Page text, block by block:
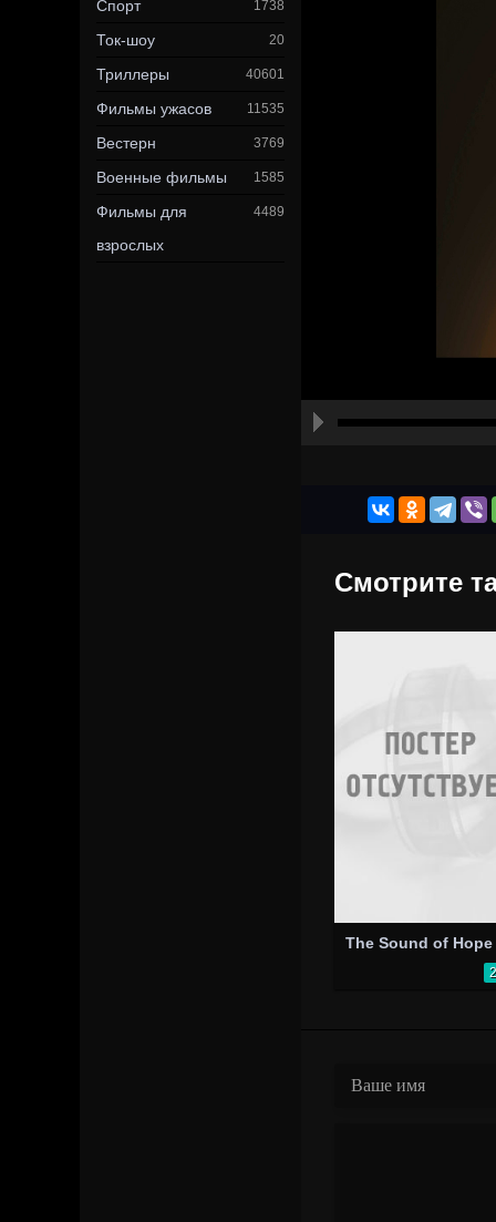
Спорт 1738
Ток-шоу 20
Триллеры 40601
Фильмы ужасов 11535
Вестерн 3769
Военные фильмы 1585
Фильмы для
взрослых
4489
Смотрите
The Sound of Hope